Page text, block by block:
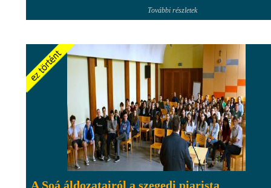
További részletek
A Soá áldozatairól a szegedi piarista